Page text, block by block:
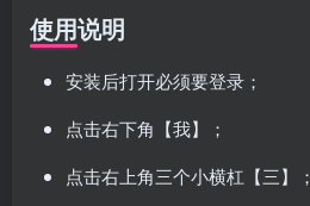
使用说明
安装后打开必须要登录；
点击右下角【我】；
点击右上角三个小横杠【三】；